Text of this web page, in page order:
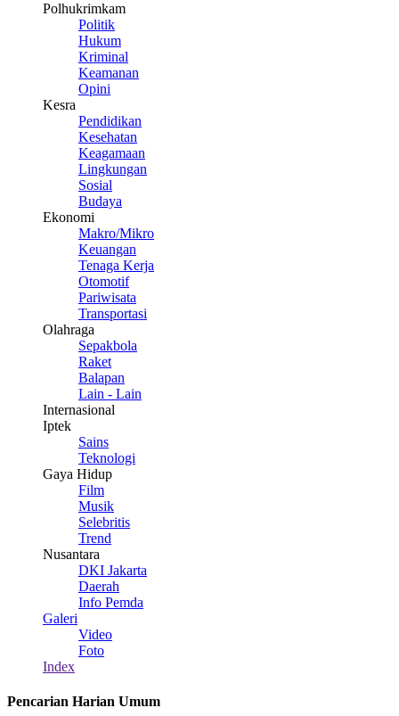
Polhukrimkam
Politik
Hukum
Kriminal
Keamanan
Opini
Kesra
Pendidikan
Kesehatan
Keagamaan
Lingkungan
Sosial
Budaya
Ekonomi
Makro/Mikro
Keuangan
Tenaga Kerja
Otomotif
Pariwisata
Transportasi
Olahraga
Sepakbola
Raket
Balapan
Lain - Lain
Internasional
Iptek
Sains
Teknologi
Gaya Hidup
Film
Musik
Selebritis
Trend
Nusantara
DKI Jakarta
Daerah
Info Pemda
Galeri
Video
Foto
Index
Pencarian Harian Umum